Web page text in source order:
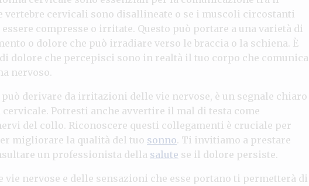
vertebre cervicali sono disallineate o se i muscoli circostanti
compresse o irritate. Questo può portare a una varietà di
o dolore che può irradiare verso le braccia o la schiena. È
dolore che percepisci sono in realtà il tuo corpo che comunica
nervoso.
derivare da irritazioni delle vie nervose, è un segnale chiaro
Potresti anche avvertire il mal di testa come
del collo. Riconoscere questi collegamenti è cruciale per
migliorare la qualità del tuo sonno. Ti invitiamo a prestare
un professionista della salute se il dolore persiste.
nervose e delle sensazioni che esse portano ti permetterà di